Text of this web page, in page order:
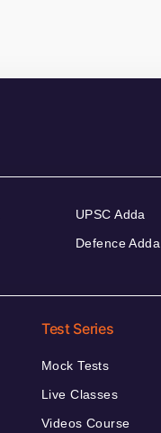
UPSC Adda
Defence Adda
Test Series
Mock Tests
Live Classes
Videos Course